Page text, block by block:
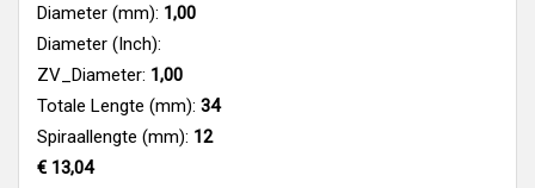
Diameter (mm): 1,00
Diameter (Inch):
ZV_Diameter: 1,00
Totale Lengte (mm): 34
Spiraallengte (mm): 12
€ 13,04